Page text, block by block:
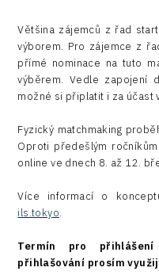
Většina zájemců z řad
výborem. Pro zájemce z
přímé nominace na tuto
výběrem. Vedle zapojení
možné si připlatit i za účast
Fyzický matchmaking
Oproti předešlým
online ve dnech 8. až 12.
Více informací o
ils.tokyo.
Termín pro
přihlašování prosím